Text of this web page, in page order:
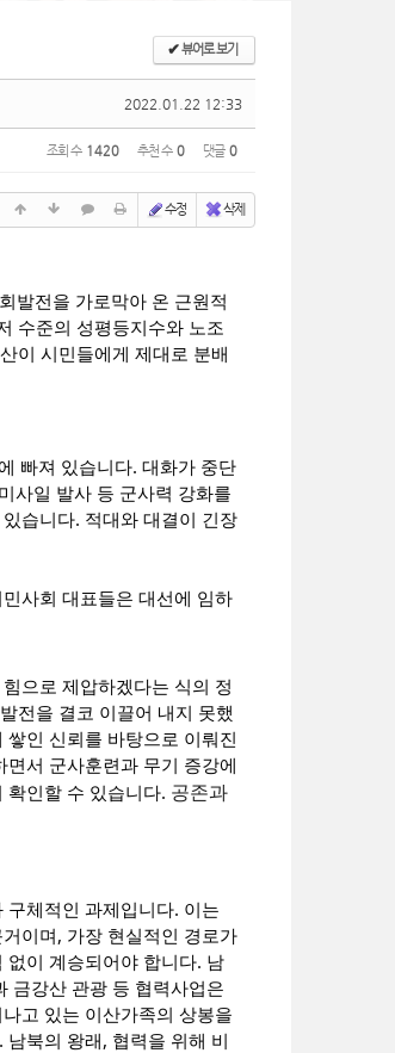
✔뷰어로 보기
2022.01.22 12:33
조회 수 1420 추천 수 0 댓글 0
수정 삭제
발전을 가로막아 온 근원적
수준의 성평등지수와 노조
이 시민들에게 제대로 분배
빠져 있습니다. 대화가 중단
사일 발사 등 군사력 강화를
습니다. 적대와 대결이 긴장
사회 대표들은 대선에 임하
으로 제압하겠다는 식의 정
전을 결코 이끌어 내지 못했
인 신뢰를 바탕으로 이뤄진
서 군사훈련과 무기 증강에
확인할 수 있습니다. 공존과
체적인 과제입니다. 이는
이며, 가장 현실적인 경로가
이 계승되어야 합니다. 남
금강산 관광 등 협력사업은
고 있는 이산가족의 상봉을
북의 왕래, 협력을 위해 비